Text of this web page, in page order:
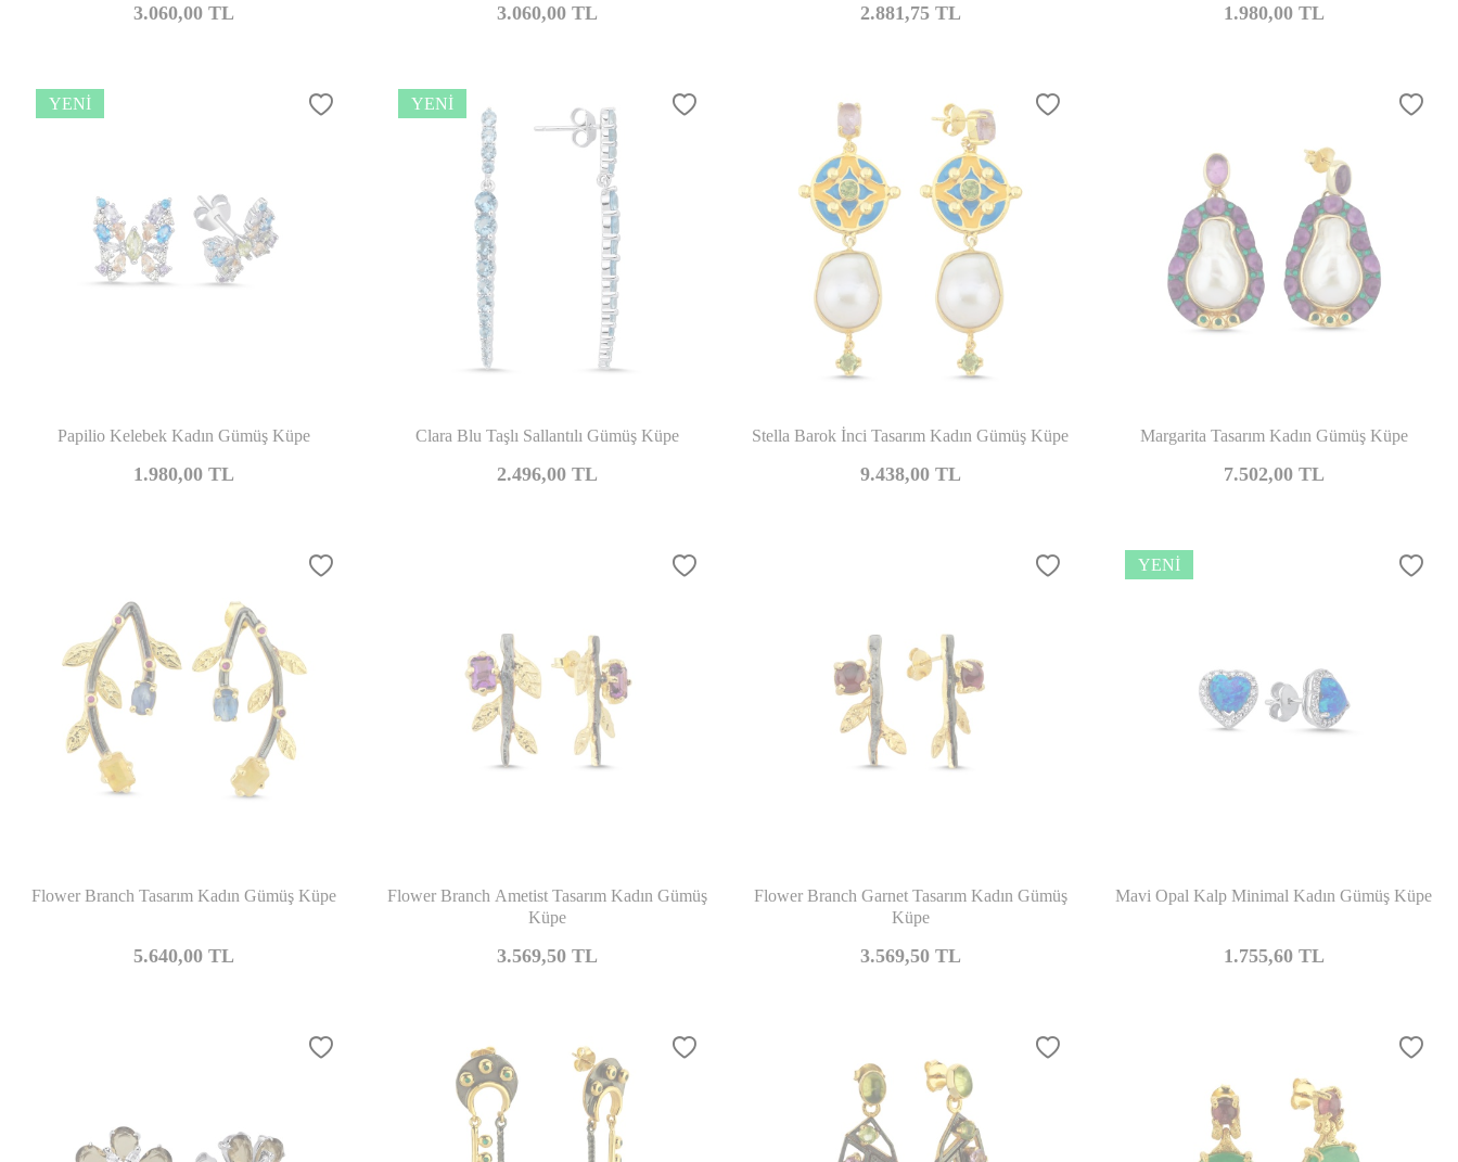
3.060,00 TL 3.060,00 TL 2.881,75TL 1.980,00TL
YENI
Papilio Kelebek Kadın Gümüş Küpe
1.980,00 TL
YENI
Clara Blu Taşlı Sallantılı Gümüş Küpe
2.496,00 TL
Stella Barok İnci Tasarım Kadın Gümüş Küpe
9.438,00TL
Margarita Tasarım Kadın Gümüş Küpe
7.502,00TL
Flower Branch Tasarım Kadın Gümüş Küpe
5.640,00 TL
Flower Branch Ametist Tasarım Kadın Gümüş
Küpe
3.569,50 TL
Flower Branch Garnet Tasarım Kadın Gümüş
Küpe
3.569,50TL
YENI
Mavi Opal Kalp Minimal Kadın Gümüş Küpe
1.755,60TL